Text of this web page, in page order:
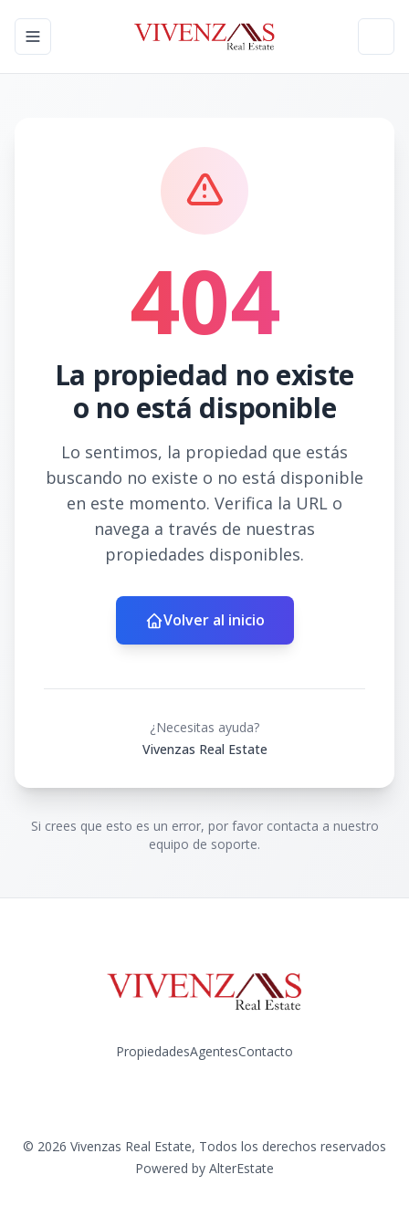
Toggle navigation menu
404
La propiedad no existe
o no está disponible
Lo sentimos, la propiedad que estás
buscando no existe o no está disponible
en este momento. Verifica la URL o
navega a través de nuestras
propiedades disponibles.
Volver al inicio
¿Necesitas ayuda?
Vivenzas Real Estate
Si crees que esto es un error, por favor contacta a nuestro
equipo de soporte.
PropiedadesAgentesContacto
© 2026 Vivenzas Real Estate, Todos los derechos reservados
Powered by AlterEstate